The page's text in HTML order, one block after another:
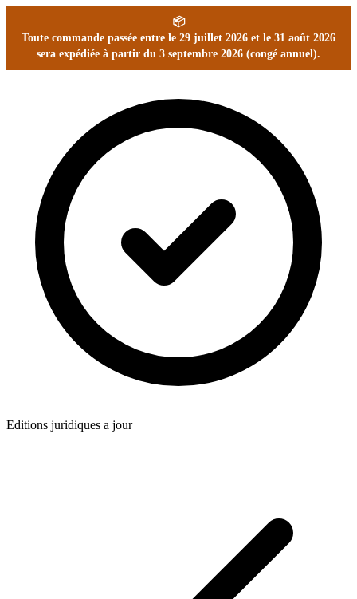
📦
Toute commande passée entre le 29 juillet 2026 et le 31 août 2026
sera expédiée à partir du 3 septembre 2026 (congé annuel).
Editions juridiques a jour